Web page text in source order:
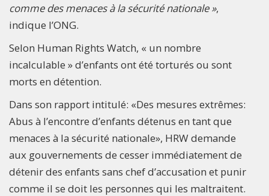
comme des menaces à la sécurité nationale »,
indique l’ONG.
Selon Human Rights Watch, « un nombre
incalculable » d’enfants ont été torturés ou sont
morts en détention.
Dans son rapport intitulé: «Des mesures extrêmes:
Abus à l’encontre d’enfants détenus en tant que
menaces à la sécurité nationale», HRW demande
aux gouvernements de cesser immédiatement de
détenir des enfants sans chef d’accusation et punir
comme il se doit les personnes qui les maltraitent.